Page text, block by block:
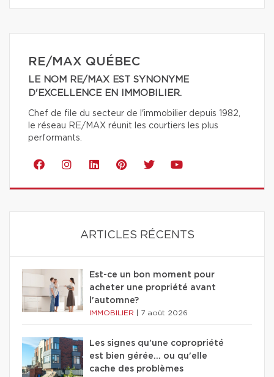
RE/MAX QUÉBEC
LE NOM RE/MAX EST SYNONYME
D'EXCELLENCE EN IMMOBILIER.
Chef de file du secteur de l'immobilier depuis 1982,
le réseau RE/MAX réunit les courtiers les plus
performants.
ARTICLES RÉCENTS
Est-ce un bon moment pour
acheter une propriété avant
l'automne?
IMMOBILIER 7 août 2026
Les signes qu'une copropriété
est bien gérée… ou qu'elle
cache des problèmes